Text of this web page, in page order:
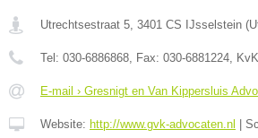
Utrechtsestraat 5, 3401 CS IJsselstein (
Tel: 030-6886868, Fax: 030-6881224,
E-mail › Gresnigt en Van Kippersluis
Website: http://www.gvk-advocaten.nl